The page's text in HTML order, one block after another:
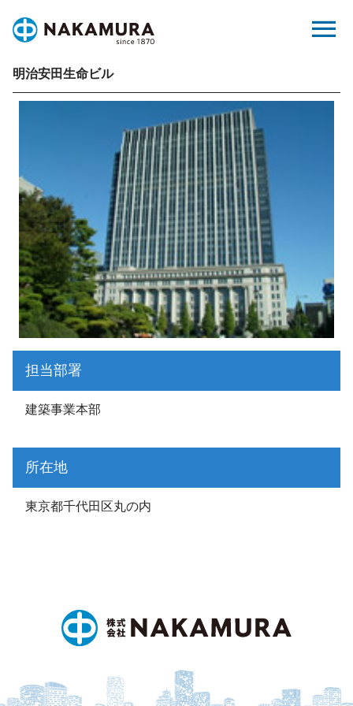
content
menu
明治安田生命ビル
担当部署
建築事業本部
所在地
東京都千代田区丸の内